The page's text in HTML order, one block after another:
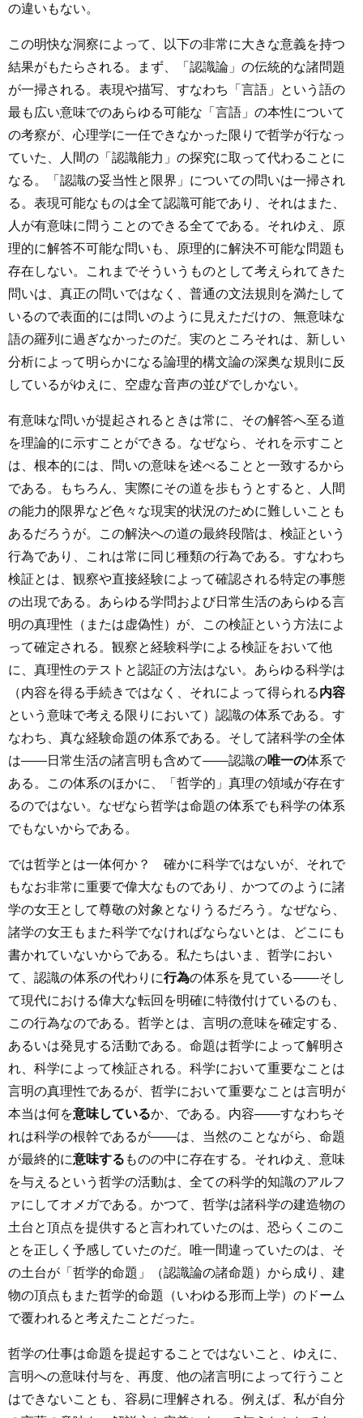
の違いもない。
この明快な洞察によって、以下の非常に大きな意義を持つ
結果がもたらされる。まず、「認識論」の伝統的な諸問題
が一掃される。表現や描写、すなわち「言語」という語の
最も広い意味でのあらゆる可能な「言語」の本性について
の考察が、心理学に一任できなかった限りで哲学が行なっ
ていた、人間の「認識能力」の探究に取って代わることに
なる。「認識の妥当性と限界」についての問いは一掃され
る。表現可能なものは全て認識可能であり、それはまた、
人が有意味に問うことのできる全てである。それゆえ、原
理的に解答不可能な問いも、原理的に解決不可能な問題も
存在しない。これまでそういうものとして考えられてきた
問いは、真正の問いではなく、普通の文法規則を満たして
いるので表面的には問いのように見えただけの、無意味な
語の羅列に過ぎなかったのだ。実のところそれは、新しい
分析によって明らかになる論理的構文論の深奥な規則に反
しているがゆえに、空虚な音声の並びでしかない。
有意味な問いが提起されるときは常に、その解答へ至る道
を理論的に示すことができる。なぜなら、それを示すこと
は、根本的には、問いの意味を述べることと一致するから
である。もちろん、実際にその道を歩もうとすると、人間
の能力的限界など色々な現実的状況のために難しいことも
あるだろうが。この解決への道の最終段階は、検証という
行為であり、これは常に同じ種類の行為である。すなわち
検証とは、観察や直接経験によって確認される特定の事態
の出現である。あらゆる学問および日常生活のあらゆる言
明の真理性（または虚偽性）が、この検証という方法によ
って確定される。観察と経験科学による検証をおいて他
に、真理性のテストと認証の方法はない。あらゆる科学は
（内容を得る手続きではなく、それによって得られる内容
という意味で考える限りにおいて）認識の体系である。す
なわち、真な経験命題の体系である。そして諸科学の全体
は――日常生活の諸言明も含めて――認識の唯一の体系で
ある。この体系のほかに、「哲学的」真理の領域が存在す
るのではない。なぜなら哲学は命題の体系でも科学の体系
でもないからである。
では哲学とは一体何か？ 確かに科学ではないが、それで
もなお非常に重要で偉大なものであり、かつてのように諸
学の女王として尊敬の対象となりうるだろう。なぜなら、
諸学の女王もまた科学でなければならないとは、どこにも
書かれていないからである。私たちはいま、哲学におい
て、認識の体系の代わりに行為の体系を見ている――そし
て現代における偉大な転回を明確に特徴付けているのも、
この行為なのである。哲学とは、言明の意味を確定する、
あるいは発見する活動である。命題は哲学によって解明さ
れ、科学によって検証される。科学において重要なことは
言明の真理性であるが、哲学において重要なことは言明が
本当は何を意味しているか、である。内容――すなわちそ
れは科学の根幹であるが――は、当然のことながら、命題
が最終的に意味する ものの中に存在する。それゆえ、意味
を与えるという哲学の活動は、全ての科学的知識のアルフ
ァにしてオメガである。かつて、哲学は諸科学の建造物の
土台と頂点を提供すると言われていたのは、恐らくこのこ
とを正しく予感していたのだ。唯一間違っていたのは、そ
の土台が「哲学的命題」（認識論の諸命題）から成り、建
物の頂点もまた哲学的命題（いわゆる形而上学）のドーム
で覆われると考えたことだった。
哲学の仕事は命題を提起することではないこと、ゆえに、
言明への意味付与を、再度、他の諸言明によって行うこと
はできないことも、容易に理解される。例えば、私が自分